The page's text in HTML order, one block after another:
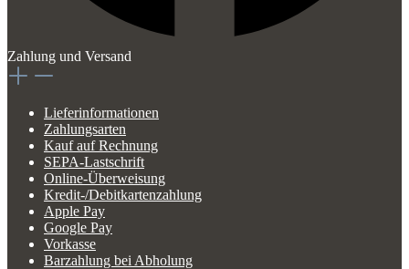
Zahlung und Versand
Lieferinformationen
Zahlungsarten
Kauf auf Rechnung
SEPA-Lastschrift
Online-Überweisung
Kredit-/Debitkartenzahlung
Apple Pay
Google Pay
Vorkasse
Barzahlung bei Abholung